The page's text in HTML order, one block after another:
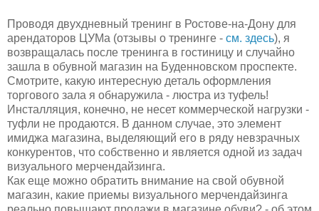
Проводя двухдневный тренинг в Ростове-на-Дону для
арендаторов ЦУМа (отзывы о тренинге - см. здесь), я
возвращалась после тренинга в гостиницу и случайно
зашла в обувной магазин на Буденновском проспекте.
Смотрите, какую интересную деталь оформления
торгового зала я обнаружила - люстра из туфель!
Инсталляция, конечно, не несет коммерческой нагрузки -
туфли не продаются. В данном случае, это элемент
имиджа магазина, выделяющий его в ряду невзрачных
конкурентов, что собственно и является одной из задач
визуального мерчендайзинга.
Как еще можно обратить внимание на свой обувной
магазин, какие приемы визуального мерчендайзинга